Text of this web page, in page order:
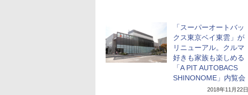
「スーパーオートバッ
クス東京ベイ東雲」が
リニューアル。クルマ
好きも家族も楽しめる
「A PIT AUTOBACS
SHINONOME」内覧会
2018年11月22日